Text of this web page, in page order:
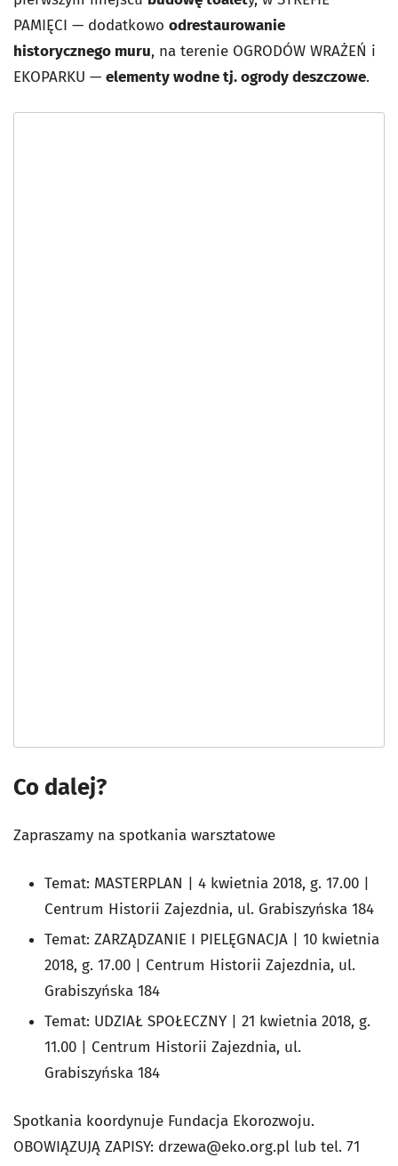
PAMIĘCI — dodatkowo odrestaurowanie
historycznego muru, na terenie OGRODÓW WRAŻEŃ i
EKOPARKU — elementy wodne tj. ogrody deszczowe.
Co dalej?
Zapraszamy na spotkania warsztatowe
Temat: MASTERPLAN
| 4 kwietnia 2018, g. 17.00 |
Centrum Historii Zajezdnia, ul. Grabiszyńska 184
Temat: ZARZĄDZANIE I PIELĘGNACJA | 10 kwietnia
2018, g. 17.00 | Centrum Historii Zajezdnia, ul.
Grabiszyńska 184
Temat: UDZIAŁ SPOŁECZNY | 21 kwietnia 2018, g.
11.00 | Centrum Historii Zajezdnia, ul.
Grabiszyńska 184
Spotkania koordynuje Fundacja Ekorozwoju.
OBOWIĄZUJĄ ZAPISY: drzewa@eko.org.pl lub tel. 71